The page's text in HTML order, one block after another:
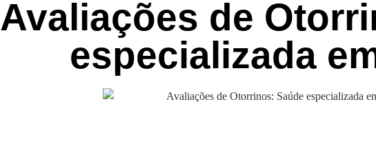
Avaliações de
especializada